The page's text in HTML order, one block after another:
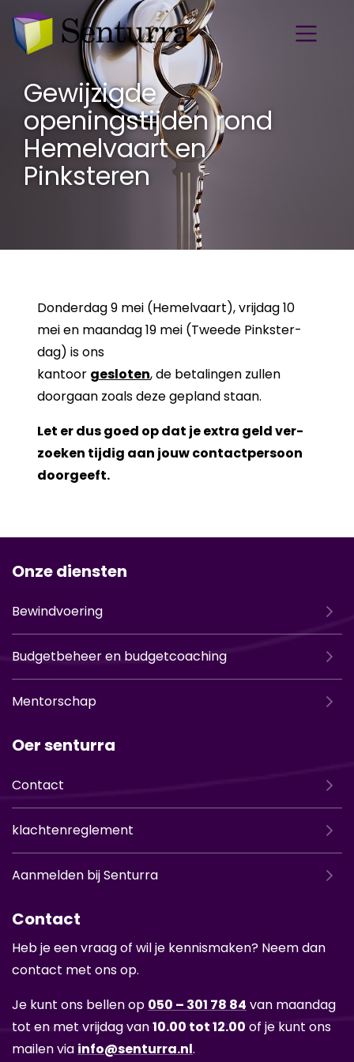
Gewijzigde
openingstijden rond
Hemelvaart en
Pinksteren
Don­der­dag 9 mei (He­mel­vaart), vrij­dag 10
mei en maan­dag 19 mei (Twee­de Pink­ster­
dag) is ons
kan­toor ge­slo­ten, de be­ta­lin­gen zul­len
door­gaan zoals deze ge­pland staan.
Let er dus goed op dat je extra geld ver­
zoe­ken tij­dig aan jouw con­tact­per­soon
door­geeft.
Onze diensten
Bewindvoering
Budgetbeheer en budgetcoaching
Mentorschap
Oer senturra
Contact
klachtenreglement
Aanmelden bij Senturra
Contact
Heb je een vraag of wil je ken­nis­ma­ken? Neem dan
con­tact met ons op.
Je kunt ons bel­len op 050 – 301 78 84 van maan­dag
tot en met vrij­dag van10.00 tot 12.00 of je kunt ons
mai­len via info@sen­tur­ra.nl.